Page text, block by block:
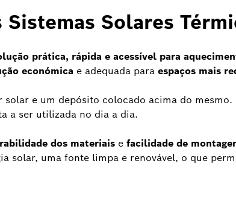
Solares
prática, rápida e acessível para
económica e adequada para espaços mais
e um depósito colocado acima do mesmo.
a ser utilizada no dia a dia.
dos materiais e facilidade de
solar, uma fonte limpa e renovável, o que